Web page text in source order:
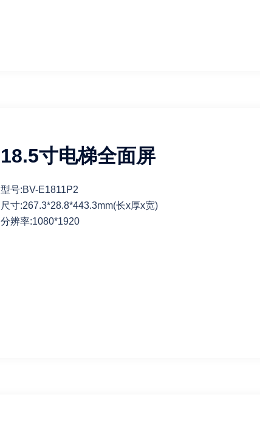
18.5寸电梯全面屏
型号:BV-E1811P2
尺寸:267.3*28.8*443.3mm(长x厚x宽)
分辨率:1080*1920